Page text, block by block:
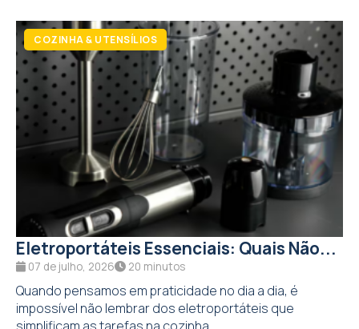
Eletroportáteis Essenciais: Quais Não...
07 de julho, 2026 20 minutos
Quando pensamos em praticidade no dia a dia, é
impossível não lembrar dos eletroportáteis que
simplificam as tarefas na cozinha....